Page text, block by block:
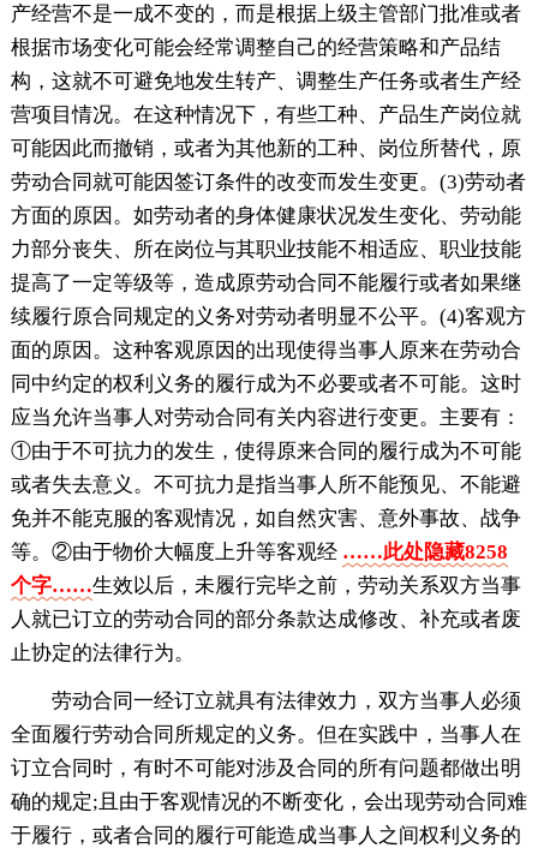
产经营不是一成不变的，而是根据上级主管部门批准或者
根据市场变化可能会经常调整自己的经营策略和产品结
构，这就不可避免地发生转产、调整生产任务或者生产经
营项目情况。在这种情况下，有些工种、产品生产岗位就
可能因此而撤销，或者为其他新的工种、岗位所替代，原
劳动合同就可能因签订条件的改变而发生变更。(3)劳动者
方面的原因。如劳动者的身体健康状况发生变化、劳动能
力部分丧失、所在岗位与其职业技能不相适应、职业技能
提高了一定等级等，造成原劳动合同不能履行或者如果继
续履行原合同规定的义务对劳动者明显不公平。(4)客观方
面的原因。这种客观原因的出现使得当事人原来在劳动合
同中约定的权利义务的履行成为不必要或者不可能。这时
应当允许当事人对劳动合同有关内容进行变更。主要有：
①由于不可抗力的发生，使得原来合同的履行成为不可能
或者失去意义。不可抗力是指当事人所不能预见、不能避
免并不能克服的客观情况，如自然灾害、意外事故、战争
等。②由于物价大幅度上升等客观经 ……此处隐藏8258
个字……生效以后，未履行完毕之前，劳动关系双方当事
人就已订立的劳动合同的部分条款达成修改、补充或者废
止协定的法律行为。
劳动合同一经订立就具有法律效力，双方当事人必须
全面履行劳动合同所规定的义务。但在实践中，当事人在
订立合同时，有时不可能对涉及合同的所有问题都做出明
确的规定;且由于客观情况的不断变化，会出现劳动合同难
于履行，或者合同的履行可能造成当事人之间权利义务的